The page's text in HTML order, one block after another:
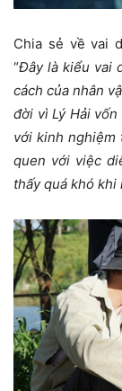
Chia sẻ về vai
“Đây là kiểu vai
cách của nhân
đời vì Lý Hải
với kinh nghiệm
quen với việc
thấy quá khó khi